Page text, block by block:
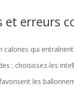
et erreurs
calories qui
; choisissez-les
les